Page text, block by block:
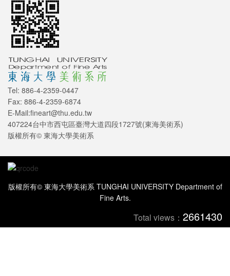
Tel: 886-4-2359-0447
Fax: 886-4-2359-6874
E-Mail:fineart@thu.edu.tw
407224台中市西屯區臺灣大道四段1727號(東海美術系)
版權所有© 東海大學美術系
版權所有© 東海大學美術系 TUNGHAI UNIVERSITY Department of
Fine Arts.
Total views： 2661430